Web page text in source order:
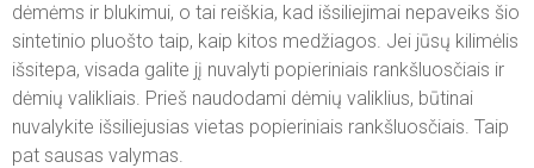
dėmėms ir blukimui, o tai reiškia, kad išsiliejimai nepaveiks šio
sintetinio pluošto taip, kaip kitos medžiagos. Jei jūsų kilimėlis
išsitepa, visada galite jį nuvalyti popieriniais rankšluosčiais ir
dėmių valikliais. Prieš naudodami dėmių valiklius, būtinai
nuvalykite išsiliejusias vietas popieriniais rankšluosčiais. Taip
pat sausas valymas.